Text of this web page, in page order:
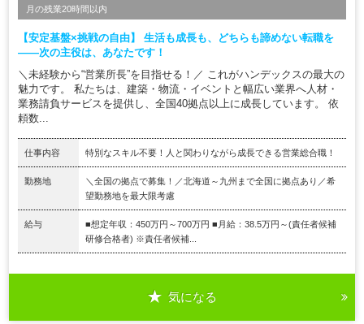
月の残業20時間以内
【安定基盤×挑戦の自由】 生活も成長も、どちらも諦めない転職を
——次の主役は、あなたです！
＼未経験から“営業所長”を目指せる！／ これがハンデックスの最大の
魅力です。 私たちは、建築・物流・イベントと幅広い業界へ人材・
業務請負サービスを提供し、全国40拠点以上に成長しています。 依
頼数...
仕事内容 特別なスキル不要！人と関わりながら成長できる営業総合職！
勤務地
＼全国の拠点で募集！／北海道～九州まで全国に拠点あり／希
望勤務地を最大限考慮
給与
■想定年収：450万円～700万円 ■月給：38.5万円～(責任者候補
研修合格者) ※責任者候補...
気になる